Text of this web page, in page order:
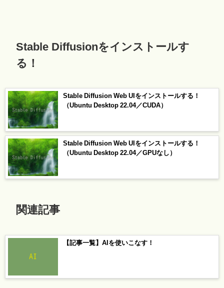
Stable Diffusionをインストールす
る！
Stable Diffusion Web UIをインストールする！
（Ubuntu Desktop 22.04／CUDA）
Stable Diffusion Web UIをインストールする！
（Ubuntu Desktop 22.04／GPUなし）
関連記事
【記事一覧】AIを使いこなす！